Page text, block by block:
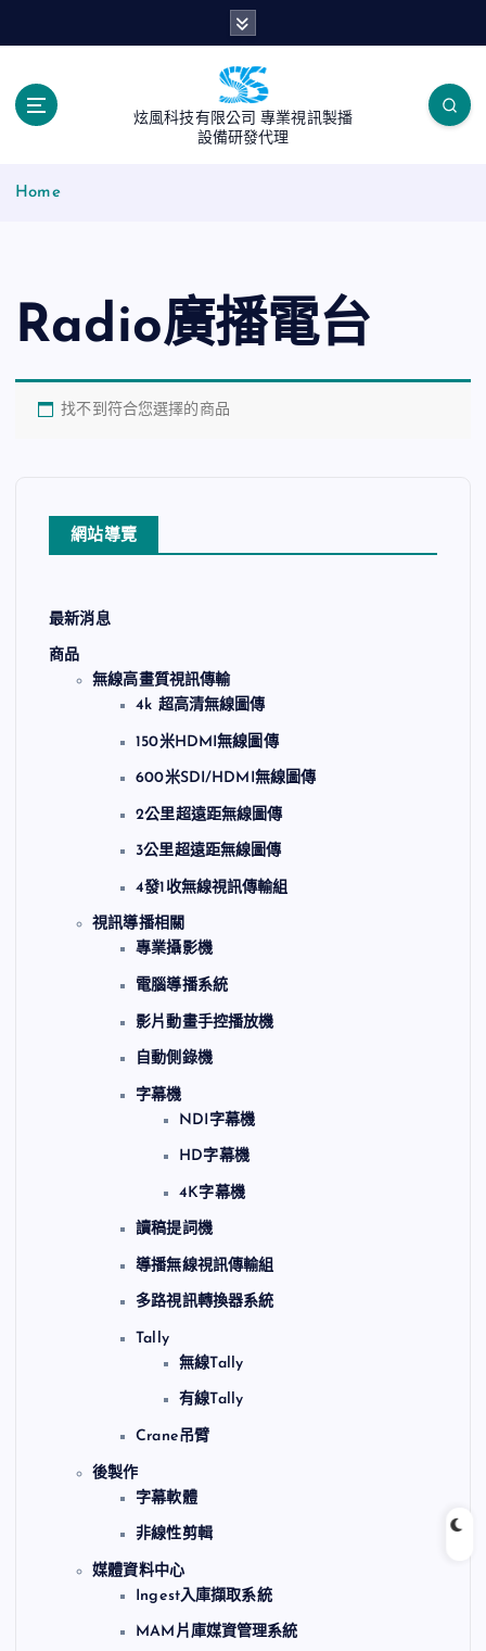
炫風科技有限公司 專業視訊製播
設備研發代理
Home
Radio廣播電台
找不到符合您選擇的商品
網站導覽
最新消息
商品
無線高畫質視訊傳輸
4k 超高清無線圖傳
150米HDMI無線圖傳
600米SDI/HDMI無線圖傳
2公里超遠距無線圖傳
3公里超遠距無線圖傳
4發1收無線視訊傳輸組
視訊導播相關
專業攝影機
電腦導播系統
影片動畫手控播放機
自動側錄機
字幕機
NDI字幕機
HD字幕機
4K字幕機
讀稿提詞機
導播無線視訊傳輸組
多路視訊轉換器系統
Tally
無線Tally
有線Tally
Crane吊臂
後製作
字幕軟體
非線性剪輯
媒體資料中心
Ingest入庫擷取系統
MAM片庫媒資管理系統